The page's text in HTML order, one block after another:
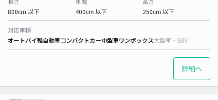
800cm 以下
400cm 以下
250cm 以下
対応車種
オートバイ軽自動車コンパクトカー中型車ワンボックス大型車・SUV
詳細へ